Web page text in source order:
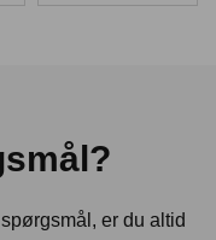
er du altid